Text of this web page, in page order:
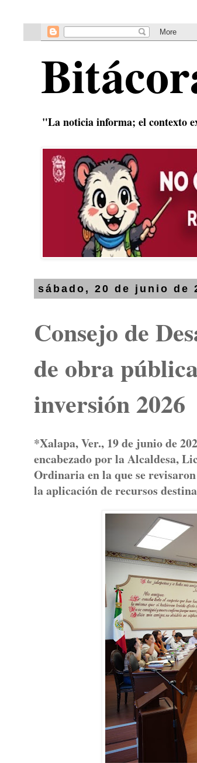
"La noticia informa; el contexto
sábado, 20 de junio de
Consejo de
de obra
inversión 2026
*Xalapa, Ver., 19 de junio de
encabezado por la Alcaldesa,
Ordinaria en la que se
la aplicación de recursos